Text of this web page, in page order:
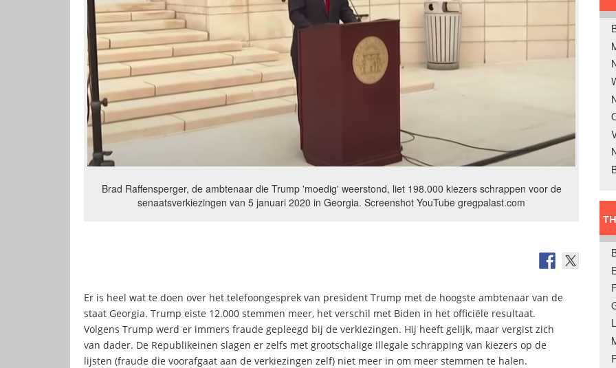
Brad Raffensperger, de ambtenaar die Trump 'moedig' weerstond, liet 198.000 kiezers schrappen voor de
senaatsverkiezingen van 5 januari 2020 in Georgia. Screenshot YouTube gregpalast.com
Er is heel wat te doen over het telefoongesprek van president Trump met de hoogste ambtenaar van de
staat Georgia. Trump eiste 12.000 stemmen meer, het verschil met Biden in het officiële resultaat.
Volgens Trump werd er immers fraude gepleegd bij de verkiezingen. Hij heeft gelijk, maar vergist zich
van dader. De Republikeinen slagen er zelfs met grootschalige illegale schrapping van kiezers op de
lijsten (fraude die voorafgaat aan de verkiezingen zelf) niet meer in om meer stemmen te halen.